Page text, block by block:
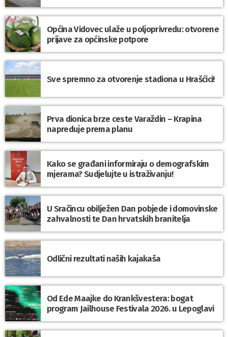
Općina Vidovec ulaže u poljoprivredu: otvorene
prijave za općinske potpore
Sve spremno za otvorenje stadiona u Hrašćici!
Prva dionica brze ceste Varaždin – Krapina
napreduje prema planu
Kako se građani informiraju o demografskim
mjerama? Sudjelujte u istraživanju!
U Sračincu obilježen Dan pobjede i domovinske
zahvalnosti te Dan hrvatskih branitelja
Odlični rezultati naših kajakaša
Od Ede Maajke do Krankšvestera: bogat
program Jailhouse Festivala 2026. u Lepoglavi